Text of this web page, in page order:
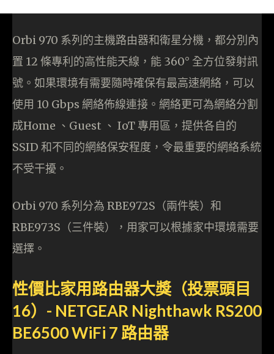
Orbi 970 系列的主機路由器和衛星分機，都分別內
置 12 條專利的高性能天線，能 360° 全方位發射訊
號。如果環境有需要隨時確保有最高速網絡，可以
使用 10 Gbps 網絡佈線連接。網絡更可為網絡分割
成Home 、Guest 、 IoT 專用區，提供各自的
SSID 和不同的網絡保安程度，令最重要的網絡系統
不受干擾。
Orbi 970 系列分為 RBE972S（兩件裝）和
RBE973S（三件裝），用家可以根據家中環境需要
選擇。
性價比家用路由器大獎（投票頭目
16）- NETGEAR Nighthawk RS200
BE6500 WiFi 7 路由器